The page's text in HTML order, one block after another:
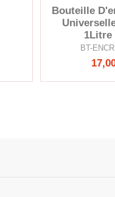
Bouteille
1Litre
BT-